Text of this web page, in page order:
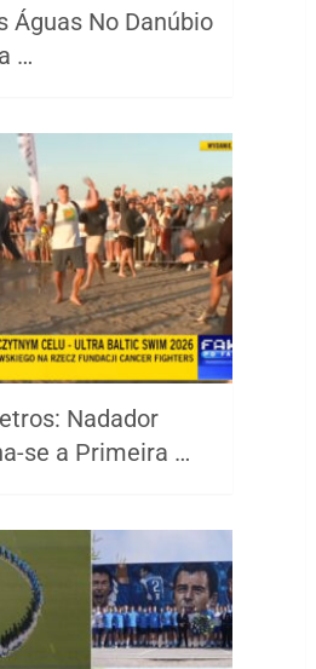
Águas No Danúbio
…
Nadador
se a Primeira …